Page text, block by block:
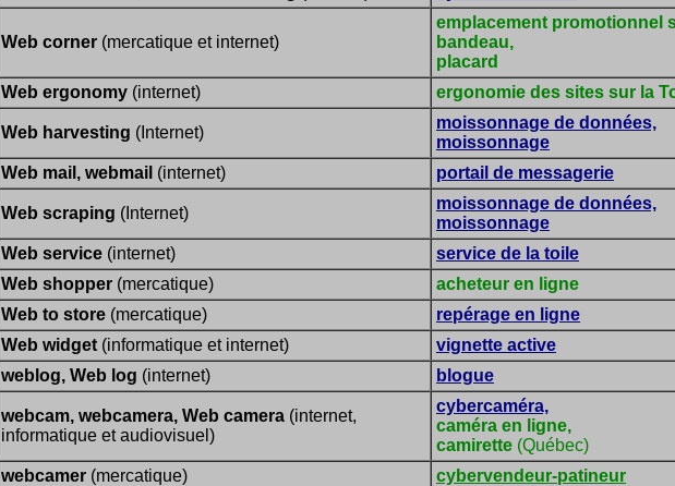
Web corner (mercatique et internet)
emplacement promotionnel
bandeau,
placard
Web ergonomy (internet) ergonomie des sites sur la
Web harvesting (Internet)
moissonnage de données,
moissonnage
Web mail, webmail (internet) portail de messagerie
Web scraping (Internet)
moissonnage de données,
moissonnage
Web service (internet)
service de la toile
Web shopper (mercatique)
acheteur en ligne
Web to store (mercatique)
repérage en ligne
Web widget (informatique et internet)
vignette active
weblog, Web log (internet) blogue
webcam, webcamera, Web camera (internet,
informatique et audiovisuel)
cybercaméra,
caméra en ligne,
camirette (Québec)
webcamer (mercatique) cybervendeur-patineur